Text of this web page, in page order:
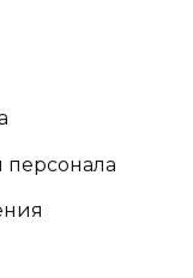
персонала